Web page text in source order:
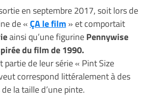
en septembre 2017, soit lors de
de «ÇA le film » et comportait
ainsi qu’une figurinePennywise
du film de 1990.
partie de leur série « Pint Size
correspond littéralement à des
la taille d’une pinte.